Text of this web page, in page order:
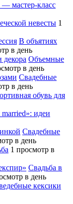
мастер-класс
невесты 1
В объятиях
в день
Объемные
в день
Свадебные
в день
обувь для
married»: идеи
Свадебные
в день
1 просмотр в
Свадьба в
в день
кексики